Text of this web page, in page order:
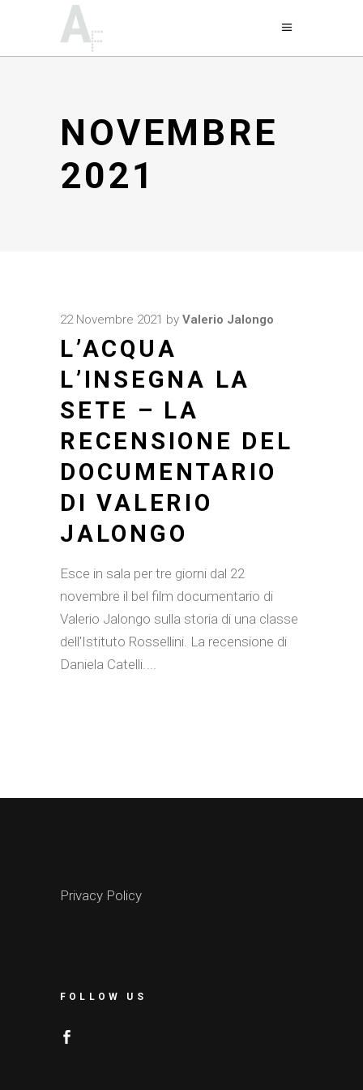
NOVEMBRE
2021
22 Novembre 2021 by Valerio Jalongo
L’ACQUA
L’INSEGNA LA
SETE – LA
RECENSIONE DEL
DOCUMENTARIO
DI VALERIO
JALONGO
Esce in sala per tre giorni dal 22
novembre il bel film documentario di
Valerio Jalongo sulla storia di una classe
dell'Istituto Rossellini. La recensione di
Daniela Catelli.
Privacy Policy
FOLLOW US